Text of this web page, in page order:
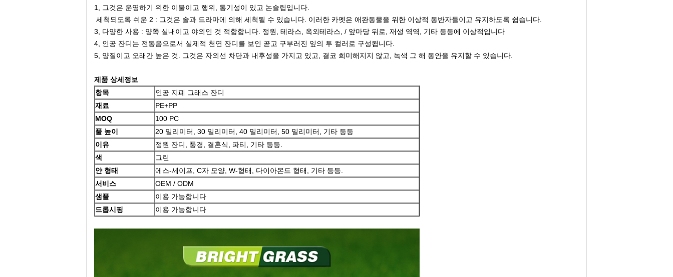
1, 그것은 운영하기 위한 이불이고 행위, 통기성이 있고 논슬립입니다.
세척되도록 쉬운 2 : 그것은 솔과 드라마에 의해 세척될 수 있습니다. 이러한 카펫은 애완동물을 위한 이상적 동반자들이고 유지하도록 쉽습니다.
3, 다양한 사용 : 양쪽 실내이고 야외인 것 적합합니다. 정원, 테라스, 옥외테라스, / 앞마당 뒤로, 재생 역역, 기타 등등에 이상적입니다
4, 인공 잔디는 전동음으로서 실제적 천연 잔디를 보인 곧고 구부러진 잎의 투 컬러로 구성됩니다.
5, 양질이고 오래간 높은 것. 그것은 자외선 차단과 내후성을 가지고 있고, 결코 희미해지지 않고, 녹색 그 해 동안을 유지할 수 있습니다.
제품 상세정보
항목
인공 지폐 그래스 잔디
재료
PE+PP
MOQ
100 PC
풀 높이
20 밀리미터, 30 밀리미터, 40 밀리미터, 50 밀리미터, 기타 등등
이유
정원 잔디, 풍경, 결혼식, 파티, 기타 등등.
색
그린
얀 형태
에스-세이프, C자 모양, W-형태, 다이아몬드 형태, 기타 등등.
서비스
OEM / ODM
샘플
이용 가능합니다
드롭시핑
이용 가능합니다